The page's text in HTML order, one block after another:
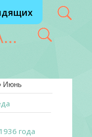
Июнь
года